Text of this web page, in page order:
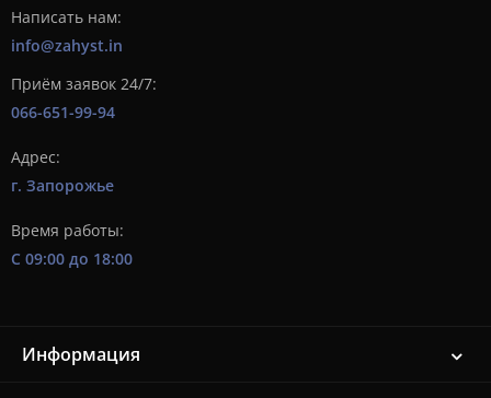
Написать нам:
info@zahyst.in
Приём заявок 24/7:
066-651-99-94
Адрес:
г. Запорожье
Время работы:
С 09:00 до 18:00
Информация